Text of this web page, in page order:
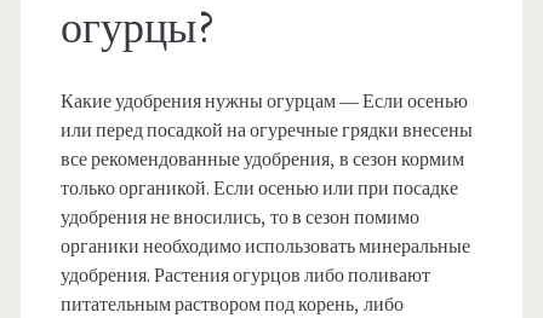
огурцы?
Какие удобрения нужны огурцам — Если осенью
или перед посадкой на огуречные грядки внесены
все рекомендованные удобрения, в сезон кормим
только органикой. Если осенью или при посадке
удобрения не вносились, то в сезон помимо
органики необходимо использовать минеральные
удобрения. Растения огурцов либо поливают
питательным раствором под корень, либо